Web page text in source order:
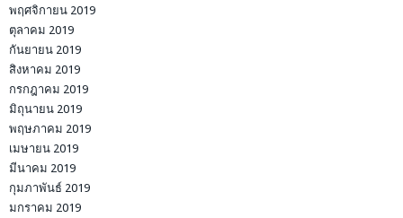
พฤศจิกายน 2019
ตุลาคม 2019
กันยายน 2019
สิงหาคม 2019
กรกฎาคม 2019
มิถุนายน 2019
พฤษภาคม 2019
เมษายน 2019
มีนาคม 2019
กุมภาพันธ์ 2019
มกราคม 2019